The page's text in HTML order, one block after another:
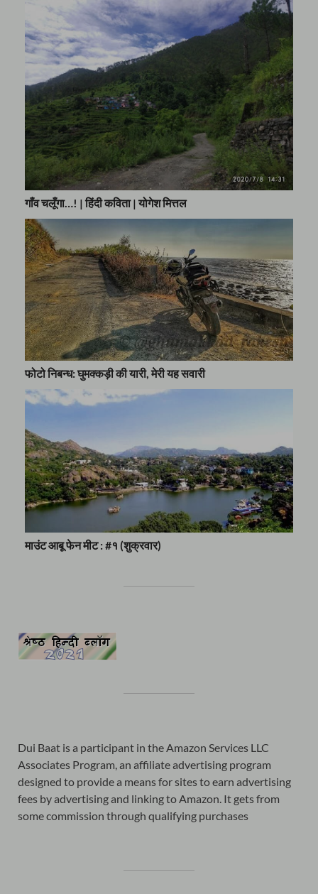
गाँव चलूँगा…! | हिंदी कविता | योगेश मित्तल
फोटो निबन्ध: घुमक्कड़ी की यारी, मेरी यह सवारी
माउंट आबू फेन मीट : #१ (शुक्रवार)
Dui Baat is a participant in the Amazon Services LLC
Associates Program, an affiliate advertising program
designed to provide a means for sites to earn advertising
fees by advertising and linking to Amazon. It gets from
some commission through qualifying purchases